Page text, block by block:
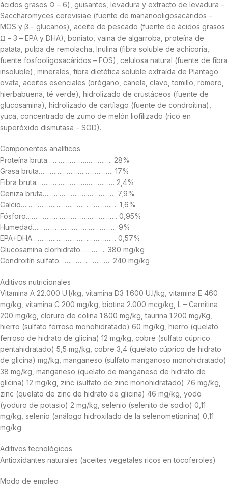
ácidos grasos Ω – 6), guisantes, levadura y extracto de levadura –
Saccharomyces cerevisiae (fuente de mananooligosacáridos –
MOS y β – glucanos), aceite de pescado (fuente de ácidos grasos
Ω – 3 – EPA y DHA), boniato, vaina de algarroba, proteína de
patata, pulpa de remolacha, Inulina (fibra soluble de achicoria,
fuente fosfooligosacáridos – FOS), celulosa natural (fuente de fibra
insoluble), minerales, fibra dietética soluble extraída de Plantago
ovata, aceites esenciales (orégano, canela, clavo, tomillo, romero,
hierbabuena, té verde), hidrolizado de crustáceos (fuente de
glucosamina), hidrolizado de cartílago (fuente de condroitina),
yuca, concentrado de zumo de melón liofilizado (rico en
superóxido dismutasa – SOD).
Componentes analíticos
Proteína bruta…………………………….. 28%
Grasa bruta…………………………………. 17%
Fibra bruta…………………………………… 2,4%
Ceniza bruta………………………………… 7,9%
Calcio……………………………………………. 1,6%
Fósforo…………………………………………. 0,95%
Humedad……………………………………… 9%
EPA+DHA……………………………………… 0,57%
Glucosamina clorhidrato………….. 380 mg/kg
Condroitín sulfato………………………. 240 mg/kg
Aditivos nutricionales
Vitamina A 22.000 U.I/kg, vitamina D3 1.600 U.I/kg, vitamina E 460
mg/kg, vitamina C 200 mg/kg, biotina 2.000 mcg/kg, L – Carnitina
200 mg/kg, cloruro de colina 1.800 mg/kg, taurina 1.200 mg/Kg,
hierro (sulfato ferroso monohidratado) 60 mg/kg, hierro (quelato
ferroso de hidrato de glicina) 12 mg/kg, cobre (sulfato cúprico
pentahidratado) 5,5 mg/kg, cobre 3,4 (quelato cúprico de hidrato
de glicina) mg/kg, manganeso (sulfato manganoso monohidratado)
38 mg/kg, manganeso (quelato de manganeso de hidrato de
glicina) 12 mg/kg, zinc (sulfato de zinc monohidratado) 76 mg/kg,
zinc (quelato de zinc de hidrato de glicina) 46 mg/kg, yodo
(yoduro de potasio) 2 mg/kg, selenio (selenito de sodio) 0,11
mg/kg, selenio (análogo hidroxilado de la selenometionina) 0,11
mg/kg.
Aditivos tecnológicos
Antioxidantes naturales (aceites vegetales ricos en tocoferoles)
Modo de empleo